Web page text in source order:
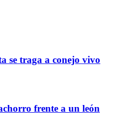
se traga a conejo vivo
frente a un león